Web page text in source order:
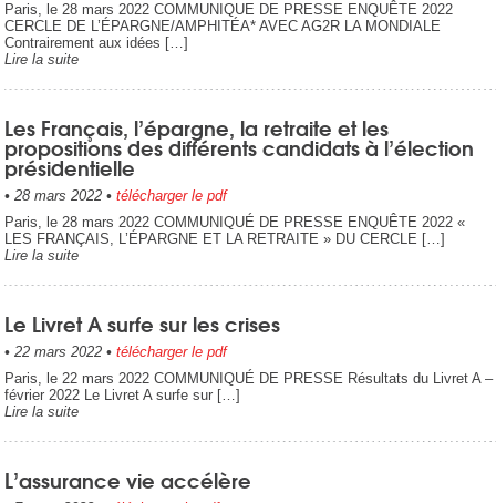
Paris, le 28 mars 2022 COMMUNIQUE DE PRESSE ENQUÊTE 2022
CERCLE DE L’ÉPARGNE/AMPHITÉA* AVEC AG2R LA MONDIALE
Contrairement aux idées […]
Lire la suite
Les Français, l’épargne, la retraite et les
propositions des différents candidats à l’élection
présidentielle
• 28 mars 2022• télécharger le pdf
Paris, le 28 mars 2022 COMMUNIQUÉ DE PRESSE ENQUÊTE 2022 «
LES FRANÇAIS, L’ÉPARGNE ET LA RETRAITE » DU CERCLE […]
Lire la suite
Le Livret A surfe sur les crises
• 22 mars 2022• télécharger le pdf
Paris, le 22 mars 2022 COMMUNIQUÉ DE PRESSE Résultats du Livret A –
février 2022 Le Livret A surfe sur […]
Lire la suite
L’assurance vie accélère